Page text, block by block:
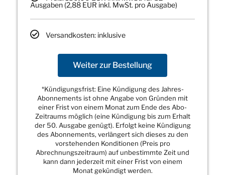
Ausgaben (2,88 EUR inkl. MwSt. pro Ausgabe)
Versandkosten: inklusive
Weiter zur Bestellung
*Kündigungsfrist: Eine Kündigung des Jahres-
Abonnements ist ohne Angabe von Gründen mit
einer Frist von einem Monat zum Ende des Abo-
Zeitraums möglich (eine Kündigung bis zum Erhalt
der 50. Ausgabe genügt). Erfolgt keine Kündigung
des Abonnements, verlängert sich dieses zu den
vorstehenden Konditionen (Preis pro
Abrechnungszeitraum) auf unbestimmte Zeit und
kann dann jederzeit mit einer Frist von einem
Monat gekündigt werden.